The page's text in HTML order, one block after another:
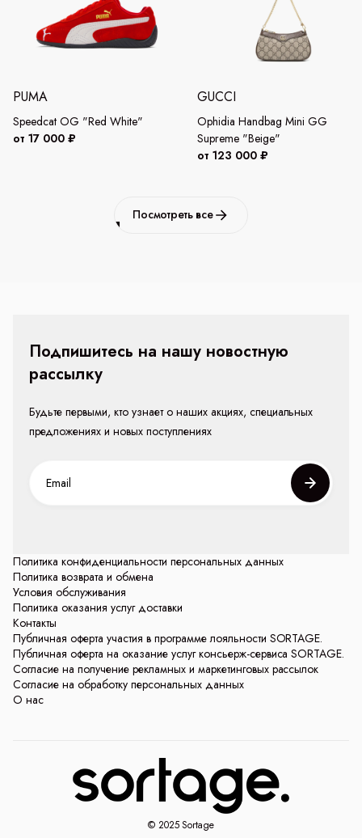
PUMA
Speedcat OG "Red White"
от 17 000 ₽
GUCCI
Ophidia Handbag Mini GG
Supreme "Beige"
от 123 000 ₽
Посмотреть все
Политика конфиденциальности персональных данных
Политика возврата и обмена
Условия обслуживания
Политика оказания услуг доставки
Контакты
Публичная оферта участия в программе лояльности SORTAGE.
Публичная оферта на оказание услуг консьерж-сервиса SORTAGE.
Согласие на получение рекламных и маркетинговых рассылок
Согласие на обработку персональных данных
О нас
Подпишитесь на нашу новостную
рассылку
Будьте первыми, кто узнает о наших акциях, специальных
предложениях и новых поступлениях
© 2025 Sortage